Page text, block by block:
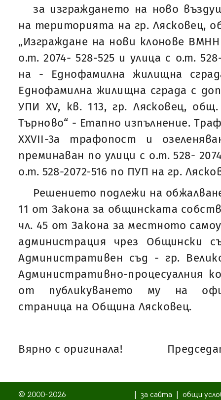
за изграждането на ново
на територията на гр. Лясковец,
„Изграждане на нови клонове
о.т. 2074- 528-525 и улица с о.т.
на - Еднофамилна жилищна
Еднофамилна жилищна сграда с
УПИ XV, кв. 113, гр. Лясковец,
Търново“ - Етапно изпълнение.
XXVII-3a трафопост и
преминаван по улици с о.т. 528-
о.т. 528-2072-516 по ПУП на гр.
Решението подлежи на
11 от Закона за общинската
чл. 45 от Закона за местното
администрация чрез Общински
Административен съд - гр.
Административно-процесуалния
от публикуването му на
страница на Община Лясковец.
Вярно с оригинала!
© 2000-2026
за сайта
общи